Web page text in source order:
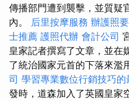
傳播部門遭到襲擊，並質疑
內。 后里按摩服務 辦護照
士推薦 護照代辦 會計公司
皇家記者撰寫了文章，並在
了統治國家元首的下落來濫
司 學習專業數位行銷技巧的
發時，道森加入了英國皇家